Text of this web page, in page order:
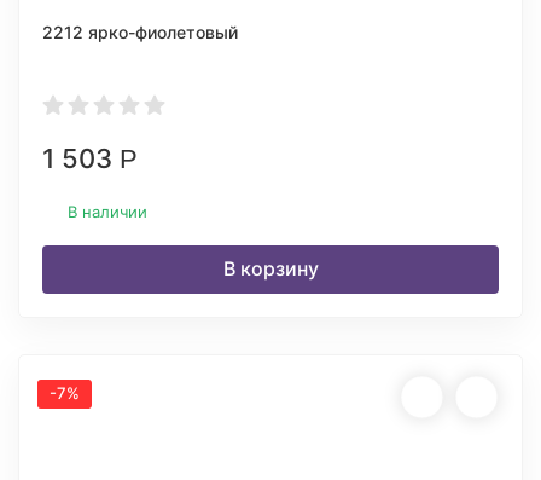
2212 ярко-фиолетовый
1 503 Р
В наличии
В корзину
-7%